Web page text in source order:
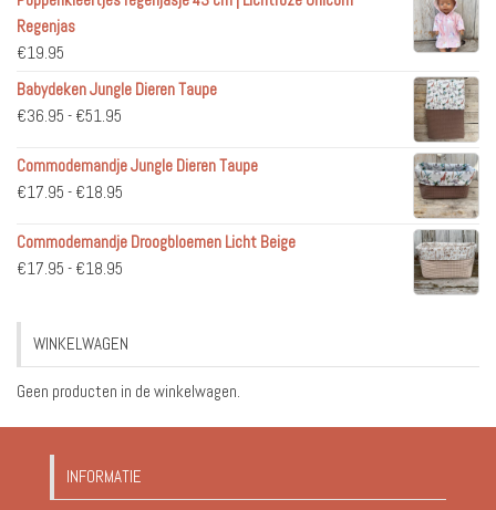
Regenjas
€19.95
Babydeken Jungle Dieren Taupe
€36.95 - €51.95
tot
€51.95
Commodemandje Jungle Dieren Taupe
€17.95 - €18.95
tot
Commodemandje Droogbloemen Licht Beige
€17.95 - €18.95
€18.95
WINKELWAGEN
Geen producten in de winkelwagen.
INFORMATIE